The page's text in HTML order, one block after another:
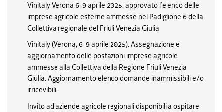
Vinitaly Verona 6-9 aprile 2025: approvato l’elenco delle
imprese agricole esterne ammesse nel Padiglione 6 della
Collettiva regionale del Friuli Venezia Giulia
Vinitaly (Verona, 6-9 aprile 2025). Assegnazione e
aggiornamento delle postazioni imprese agricole
ammesse alla Collettiva della Regione Friuli Venezia
Giulia. Aggiornamento elenco domande inammissibili e/o
irricevibili.
Invito ad aziende agricole regionali disponibili a ospitare